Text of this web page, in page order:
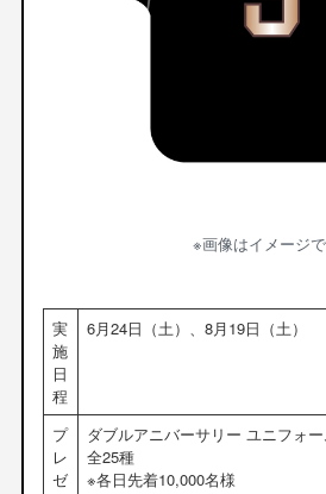
※画像はイメージ
実
施
日
程
6月24日（土）、8月19日（土）
プ
レ
ゼ
ダブルアニバーサリー ユニフォ
全25種
※各日先着10,000名様